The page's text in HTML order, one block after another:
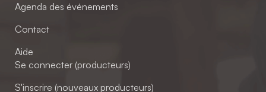
Agenda des événements
Contact
Aide
Se connecter (producteurs)
S'inscrire (nouveaux producteurs)